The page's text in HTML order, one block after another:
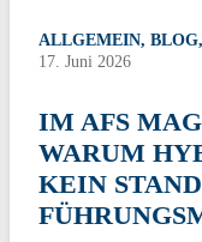
ALLGEMEIN, BLOG,
17. Juni 2026
IM AFS
WARUM
KEIN